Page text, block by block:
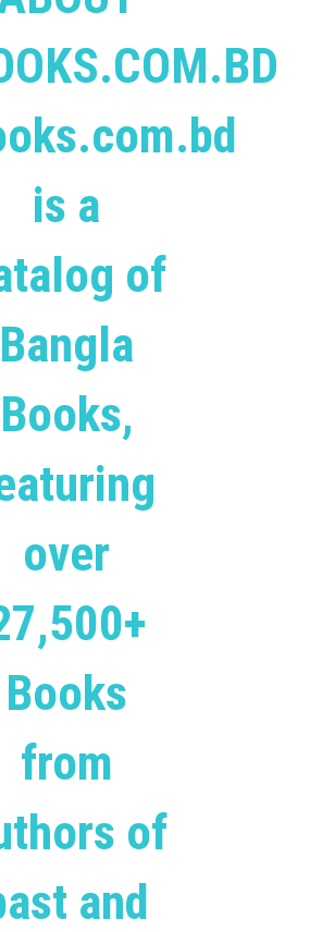
is a
of
Bangla
Books,
over
Books
from
of
and